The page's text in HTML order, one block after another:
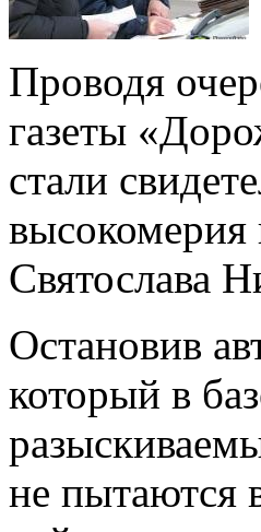
Проводя
газеты
стали
высокомерия
Святослава
Остановив
который в
не пытаются